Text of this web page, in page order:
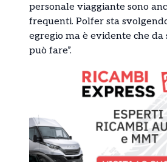
personale viaggiante sono
frequenti. Polfer sta
egregio ma è evidente che da
può fare”.